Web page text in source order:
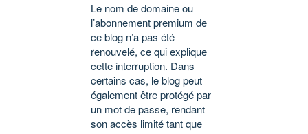
Le nom de domaine ou
l’abonnement premium de
ce blog n’a pas été
renouvelé, ce qui explique
cette interruption. Dans
certains cas, le blog peut
également être protégé par
un mot de passe, rendant
son accès limité tant que